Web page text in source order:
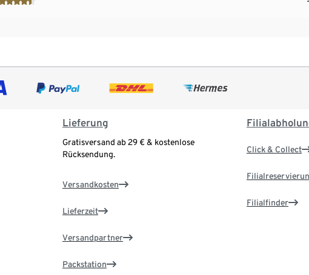
Lieferung
Gratisversand ab 29 € & kostenlose
Rücksendung.
Versandkosten
Lieferzeit
Versandpartner
Packstation
Click & Collect
Filialfinder